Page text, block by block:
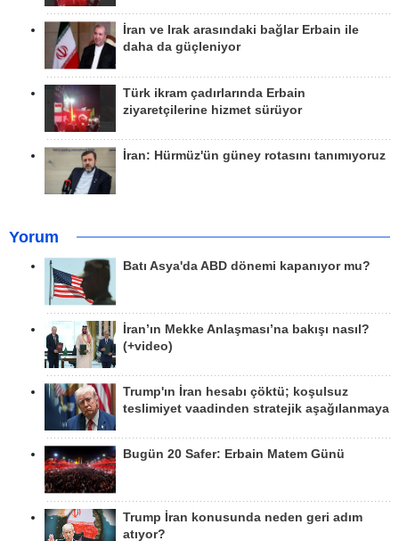
İran ve Irak arasındaki bağlar Erbain ile
daha da güçleniyor
Türk ikram çadırlarında Erbain
ziyaretçilerine hizmet sürüyor
İran: Hürmüz'ün güney rotasını tanımıyoruz
Yorum
Batı Asya'da ABD dönemi kapanıyor mu?
İran’ın Mekke Anlaşması’na bakışı nasıl?
(+video)
Trump'ın İran hesabı çöktü; koşulsuz
teslimiyet vaadinden stratejik aşağılanmaya
Bugün 20 Safer: Erbain Matem Günü
Trump İran konusunda neden geri adım
atıyor?